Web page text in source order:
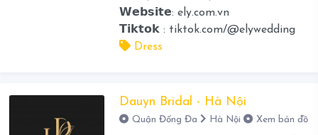
𝗪𝗲𝗯𝘀𝗶𝘁𝗲: ely.com.vn
𝗧𝗶𝗸𝘁𝗼𝗸 : tiktok.com/@elywedding
Dress
Dauyn Bridal - Hà Nội
Quận Đống Đa Hà Nội Xem bản đồ